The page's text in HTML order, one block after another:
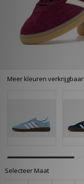
Meer kleuren verkrijgbaar
Selecteer Maat